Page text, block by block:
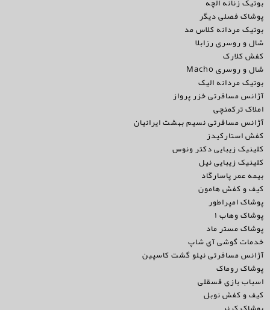
پوشاک فصلی دیگر
بوتیک مردانه کلاس مد
شال و روسری رزابلا
کفش کلارک
شال و روسری Macho
بوتیک مردانه الیک
آژانس مسافرتی خزر پرواز
املاک ترکمنچی
آژانس مسافرتی نسیم بهشت ایرانیان
کفش استارکیدز
کلینیک زیبایی دکتر ونوس
کلینیک زیبایی نیل
بیمه عمر پاسارگاد
کیف و کفش هامون
پوشاک امپراطور
پوشاک وهاب ۱
پوشاک مستر ماد
خدمات گوشی آی شاپ
آژانس مسافرتی نیلو گشت کاسپین
پوشاک روماک
اسباب بازی فسقلی
کیف و کفش نوبل